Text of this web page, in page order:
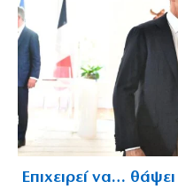
Επιχειρεί να…